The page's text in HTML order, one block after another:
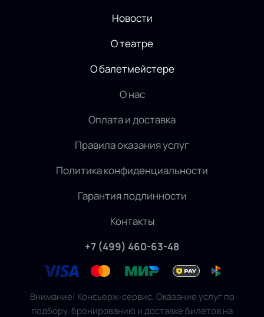
Новости
О театре
О балетмейстере
О нас
Оплата и доставка
Правила оказания услуг
Политика конфиденциальности
Гарантия подлинности
Контакты
+7 (499) 460-63-48
Внимание! Консьерж-сервис. Оказание услуг по
подбору, бронированию и доставке билетов на